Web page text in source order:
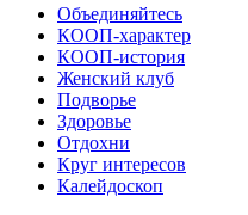
Объединяйтесь
КООП-характер
КООП-история
Женский клуб
Подворье
Здоровье
Отдохни
Круг интересов
Калейдоскоп